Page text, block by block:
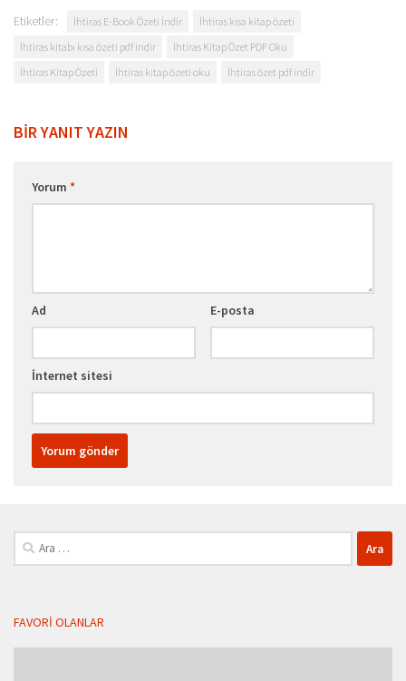
Etiketler: İhtiras E-Book Özeti İndir
İhtiras kısa kitap özeti
İhtiras kitabı kısa özeti pdf indir
İhtiras Kitap Özet PDF Oku
İhtiras Kitap Özeti
İhtiras kitap özeti oku İhtiras özet pdf indir
BIR YANIT YAZIN
Yorum *
Ad E-posta
İnternet sitesi
Arama:
FAVORI OLANLAR